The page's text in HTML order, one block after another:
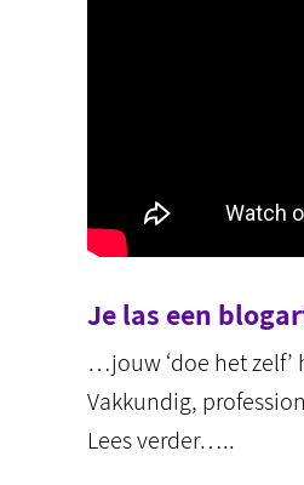
Je las een
…jouw ‘doe het
Vakkundig,
Lees verder…..